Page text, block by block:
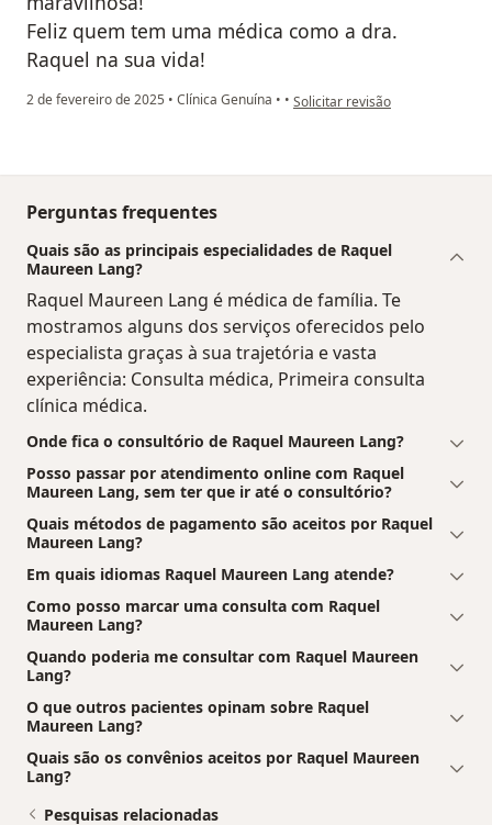
Feliz quem tem uma médica como a dra.
Raquel na sua vida!
2 de fevereiro de 2025 • Clínica Genuína • • na opinião do utilizador Marta
Solicitar revisão
Perguntas frequentes
Quais são as principais especialidades de Raquel
Maureen Lang?
Raquel Maureen Lang é médica de família. Te
mostramos alguns dos serviços oferecidos pelo
especialista graças à sua trajetória e vasta
experiência: Consulta médica, Primeira consulta
clínica médica.
Onde fica o consultório de Raquel Maureen Lang?
Posso passar por atendimento online com Raquel
Maureen Lang, sem ter que ir até o consultório?
Quais métodos de pagamento são aceitos por Raquel
Maureen Lang?
Em quais idiomas Raquel Maureen Lang atende?
Como posso marcar uma consulta com Raquel
Maureen Lang?
Quando poderia me consultar com Raquel Maureen
Lang?
O que outros pacientes opinam sobre Raquel
Maureen Lang?
Quais são os convênios aceitos por Raquel Maureen
Lang?
Pesquisas relacionadas